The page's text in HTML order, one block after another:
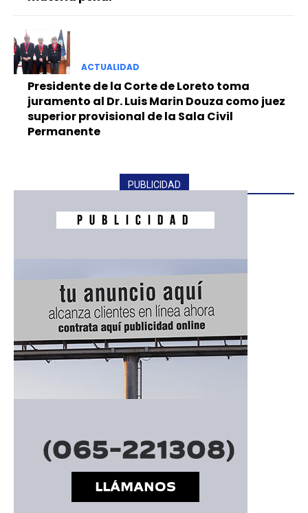
ACTUALIDAD
Presidente de la Corte de Loreto toma
juramento al Dr. Luis Marin Douza como juez
superior provisional de la Sala Civil
Permanente
PUBLICIDAD